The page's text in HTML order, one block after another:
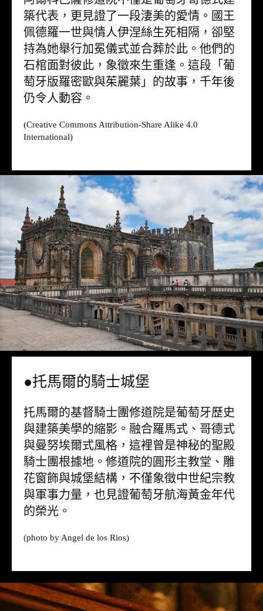
築代表，更見證了一段淒美的愛情。國王
佩德羅一世與情人伊涅絲生死相隔，卻堅
持為她舉行加冕儀式並合葬於此。他們的
石棺面對彼此，象徵來生重逢。這段「葡
萄牙版羅密歐與茱麗葉」的故事，千年後
仍令人動容。
(Creative Commons Attribution-Share Alike 4.0
International)
●托馬爾的騎士城堡
托馬爾的基督騎士團修道院是葡萄牙歷史
與建築美學的縮影。融合羅馬式、哥德式
與曼努埃爾式風格，這裡曾是神秘的聖殿
騎士團根據地。修道院的圓形主教堂、雕
花窗飾與城堡結構，不僅象徵中世紀宗教
與軍事力量，也見證葡萄牙航海黃金年代
的榮光。
(photo by Angel de los Rios)